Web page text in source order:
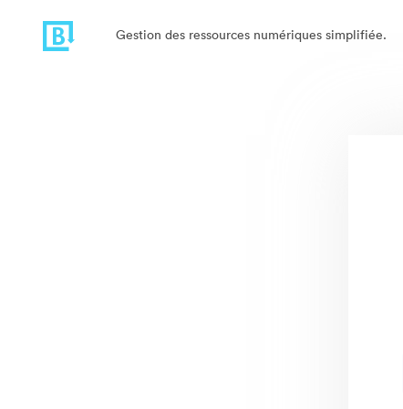
Gestion des ressources numériques simplifiée.